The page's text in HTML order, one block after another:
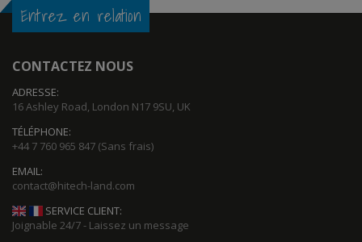
Entrez en relation
CONTACTEZ NOUS
ADRESSE:
16 Ashley Road, London N17 9SU, UK
TÉLÉPHONE:
+44 7 760 965 847 (Sans frais)
EMAIL:
SERVICE CLIENT:
Joignable 24/7 - Laissez un message